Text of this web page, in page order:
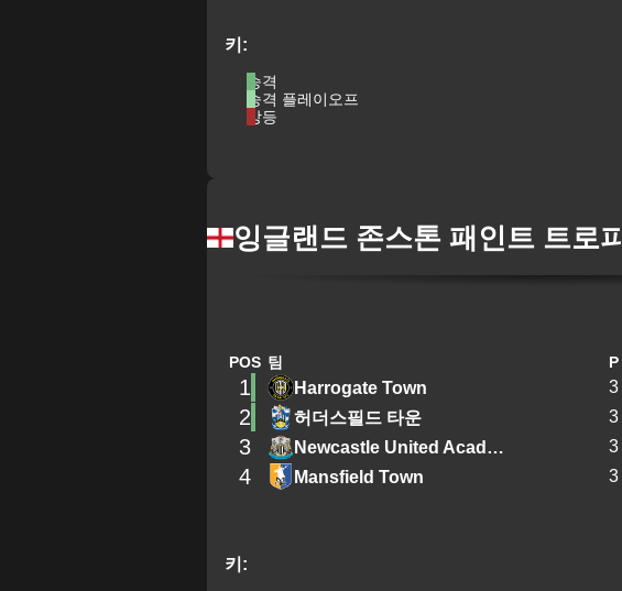
키:
승격
승격 플레이오프
강등
잉글랜드 존스톤 패인트 트로피
키:
POS 팀 P
1 Harrogate Town 3
2 허더스필드 타운 3
3 Newcastle United Academy 3
4 Mansfield Town 3